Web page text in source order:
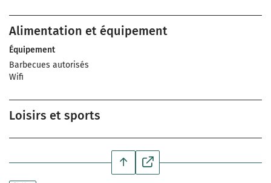
Alimentation et équipement
Équipement
Barbecues autorisés
Wifi
Loisirs et sports